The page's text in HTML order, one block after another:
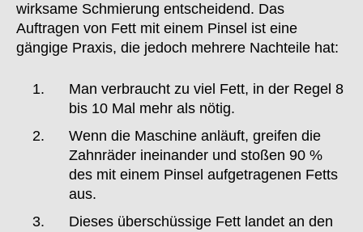
wirksame Schmierung entscheidend. Das
Auftragen von Fett mit einem Pinsel ist eine
gängige Praxis, die jedoch mehrere Nachteile hat:
Man verbraucht zu viel Fett, in der Regel 8
bis 10 Mal mehr als nötig.
Wenn die Maschine anläuft, greifen die
Zahnräder ineinander und stoßen 90 %
des mit einem Pinsel aufgetragenen Fetts
aus.
Dieses überschüssige Fett landet an den